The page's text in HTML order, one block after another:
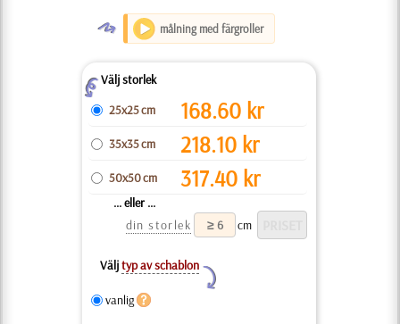
O målning med färgroller
ZVälj storlek
25x25 cm
168.60 kr
35x35 cm 218.10 kr
50x50 cm 317.40 kr
... eller ...
din storlek
cm
Väljtyp av schablon
Y
vanlig